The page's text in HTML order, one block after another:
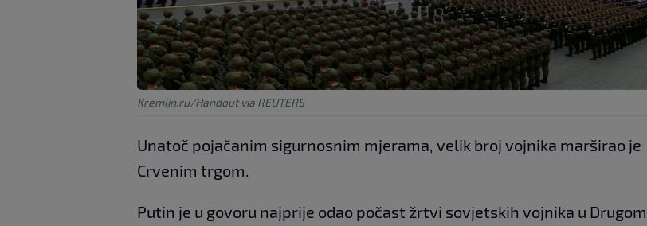
Kremlin.ru/Handout via REUTERS
Unatoč pojačanim sigurnosnim mjerama, velik broj vojnika marširao je
Crvenim trgom.
Putin je u govoru najprije odao počast žrtvi sovjetskih vojnika u Drugom